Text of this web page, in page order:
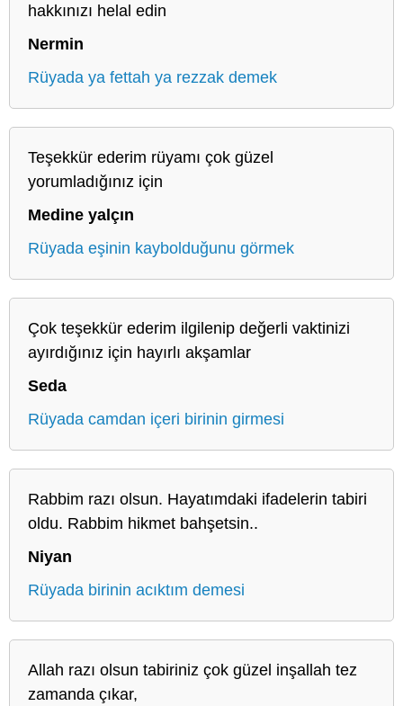
hakkınızı helal edin
Nermin
Rüyada ya fettah ya rezzak demek
Teşekkür ederim rüyamı çok güzel
yorumladığınız için
Medine yalçın
Rüyada eşinin kaybolduğunu görmek
Çok teşekkür ederim ilgilenip değerli vaktinizi
ayırdığınız için hayırlı akşamlar
Seda
Rüyada camdan içeri birinin girmesi
Rabbim razı olsun. Hayatımdaki ifadelerin tabiri
oldu. Rabbim hikmet bahşetsin..
Niyan
Rüyada birinin acıktım demesi
Allah razı olsun tabiriniz çok güzel inşallah tez
zamanda çıkar,